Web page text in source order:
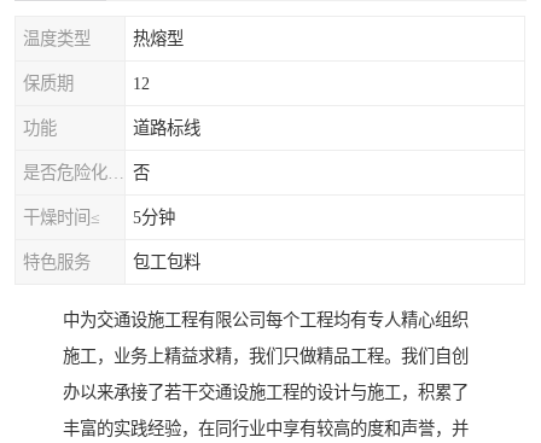
温度类型 热熔型
保质期 12
功能 道路标线
否
干燥时间≤ 5分钟
特色服务 包工包料
中为交通设施工程有限公司每个工程均有专人精心组织
施工，业务上精益求精，我们只做精品工程。我们自创
办以来承接了若干交通设施工程的设计与施工，积累了
丰富的实践经验，在同行业中享有较高的度和声誉，并